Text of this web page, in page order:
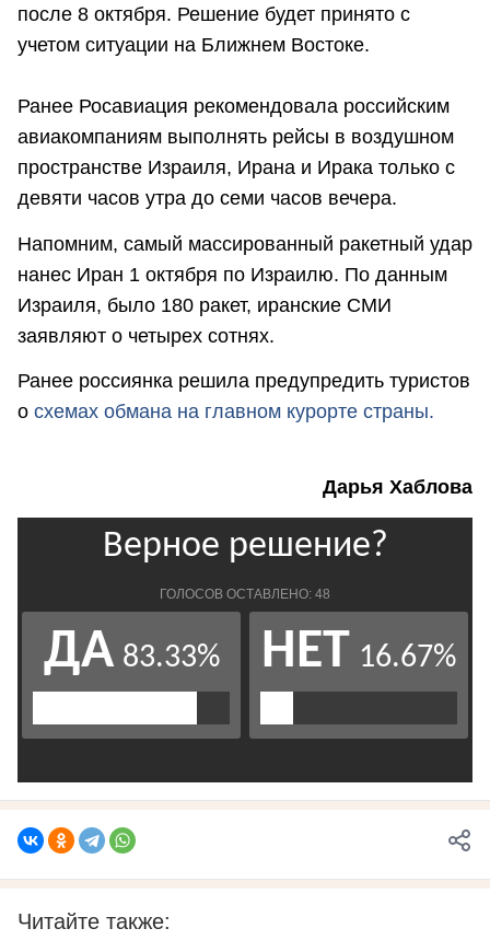
после 8 октября. Решение будет принято с
учетом ситуации на Ближнем Востоке.
Ранее Росавиация рекомендовала российским
авиакомпаниям выполнять рейсы в воздушном
пространстве Израиля, Ирана и Ирака только с
девяти часов утра до семи часов вечера.
Напомним, самый массированный ракетный удар
нанес Иран 1 октября по Израилю. По данным
Израиля, было 180 ракет, иранские СМИ
заявляют о четырех сотнях.
Ранее россиянка решила предупредить туристов
о схемах обмана на главном курорте страны.
Дарья Хаблова
Читайте также: